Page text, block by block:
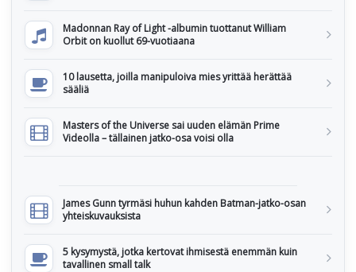
Madonnan Ray of Light -albumin tuottanut William
Orbit on kuollut 69-vuotiaana
10 lausetta, joilla manipuloiva mies yrittää herättää
sääliä
Masters of the Universe sai uuden elämän Prime
Videolla – tällainen jatko-osa voisi olla
James Gunn tyrmäsi huhun kahden Batman-jatko-osan
yhteiskuvauksista
5 kysymystä, jotka kertovat ihmisestä enemmän kuin
tavallinen small talk